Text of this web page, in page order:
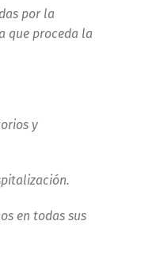
por la
que proceda la
y
en todas sus